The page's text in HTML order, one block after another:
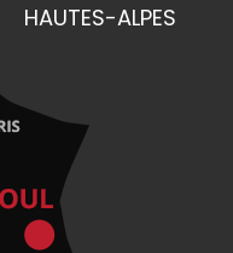
HAUTES-ALPES